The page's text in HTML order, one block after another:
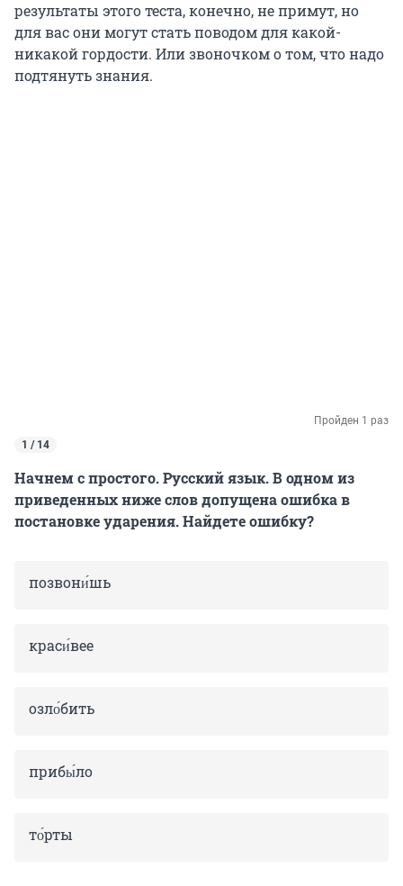
результаты этого теста, конечно, не примут, но
для вас они могут стать поводом для какой-
никакой гордости. Или звоночком о том, что надо
подтянуть знания.
Пройден 1 раз
1 / 14
Начнем с простого. Русский язык. В одном из
приведенных ниже слов допущена ошибка в
постановке ударения. Найдете ошибку?
позвони́шь
краси́вее
озло́бить
прибы́ло
то́рты